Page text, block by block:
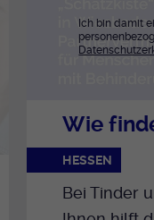
Ich bin damit
Wie
HESSEN
Bei Tinder